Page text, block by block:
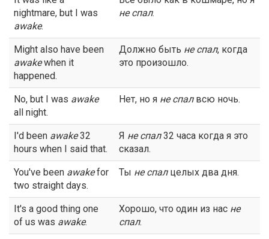
nightmare, but I was
awake.
не спал.
Might also have been
awakewhen it
happened.
Должно быть не спал, когда
это произошло.
No, but I was awake
all night.
Нет, но я не спалвсю ночь.
I'd been awake32
hours when I said that.
Я не спал32 часа когда я это
сказал.
You've been awakefor
two straight days.
Ты не спалцелых два дня.
It's a good thing one
of us was awake.
Хорошо, что один из нас не
спал.